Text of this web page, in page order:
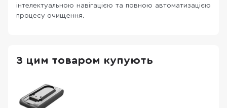
інтелектуальною навігацією та повною автоматизацією
процесу очищення.
З цим товаром купують